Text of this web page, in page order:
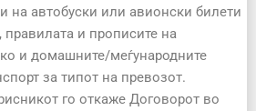
на автобуски или авионски билети
правилата и прописите на
и домашните/меѓународните
за типот на превозот.
го откаже Договорот во